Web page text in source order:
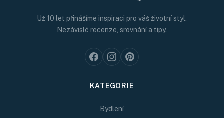
Už 10 let přinášíme inspiraci pro váš životní styl.
Nezávislé recenze, srovnání a tipy.
KATEGORIE
Bydlení